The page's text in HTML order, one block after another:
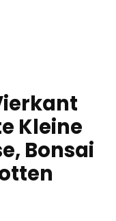
Kleine
Bonsai